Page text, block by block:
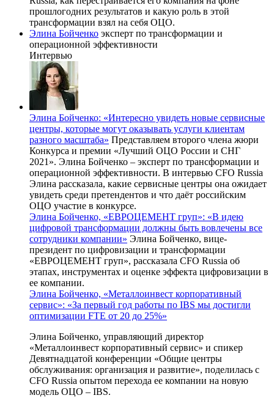
прошлогодних результатов и какую роль в этой
трансформации взял на себя ОЦО.
Элина Бойченко эксперт по трансформации и
операционной эффективности
Интервью
Элина Бойченко: «Интересно увидеть новые сервисные
центры, которые могут оказывать услуги клиентам
разного масштаба» Представляем второго члена жюри
Конкурса и премии «Лучший ОЦО России и СНГ
2021». Элина Бойченко – эксперт по трансформации и
операционной эффективности. В интервью CFO Russia
Элина рассказала, какие сервисные центры она ожидает
увидеть среди претендентов и что даёт российским
ОЦО участие в конкурсе.
Элина Бойченко, «ЕВРОЦЕМЕНТ груп»: «В идею
цифровой трансформации должны быть вовлечены все
сотрудники компании» Элина Бойченко, вице-
президент по цифровизации и трансформации
«ЕВРОЦЕМЕНТ груп», рассказала CFO Russia об
этапах, инструментах и оценке эффекта цифровизации в
ее компании.
Элина Бойченко, «Металлоинвест корпоративный
сервис»: «За первый год работы по IBS мы достигли
оптимизации FTE от 20 до 25%»
Элина Бойченко, управляющий директор
«Металлоинвест корпоративный сервис» и спикер
Девятнадцатой конференции «Общие центры
обслуживания: организация и развитие», поделилась с
CFO Russia опытом перехода ее компании на новую
модель ОЦО – IBS.